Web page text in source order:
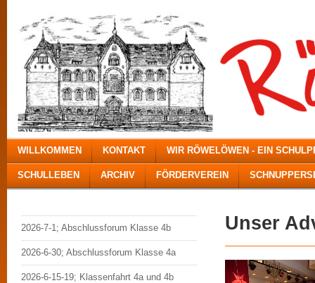
WILLKOMMEN KONTAKT WIR RÖWELÖWEN - EIN
SCHULLEBEN ARCHIV FÖRDERVEREIN
2026-7-1; Abschlussforum Klasse 4b
2026-6-30; Abschlussforum Klasse 4a
2026-6-15-19; Klassenfahrt 4a und 4b
Unser